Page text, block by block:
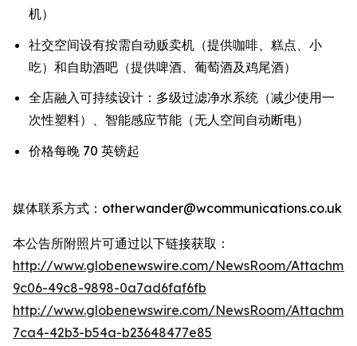
机）
社交空间设有按需自动贩卖机（提供咖啡、糕点、小
吃）和自助酒吧（提供啤酒、葡萄酒及鸡尾酒）
全店融入可持续设计：多级过滤净水系统（减少使用一
次性塑料）、智能感应节能（无人空间自动断电）
价格每晚 70 英镑起
媒体联系方式：otherwander@wcommunications.co.uk
本公告所附照片可通过以下链接获取：
http://www.globenewswire.com/NewsRoom/
9c06-49c8-9898-0a7ad6faf6fb
http://www.globenewswire.com/NewsRoom/
7ca4-42b3-b54a-b23648477e85